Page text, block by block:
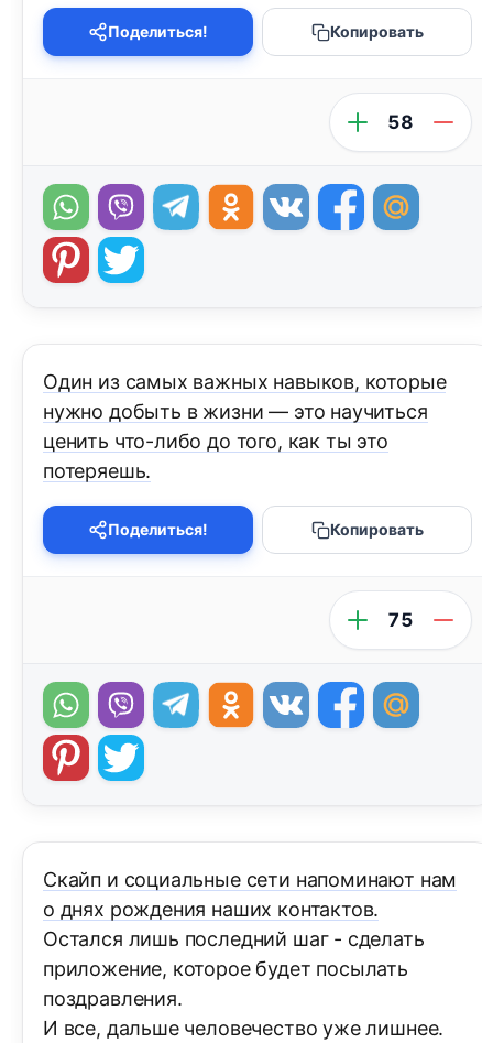
Поделиться! Копировать
58
Один из самых важных навыков, которые
нужно добыть в жизни — это научиться
ценить что-либо до того, как ты это
потеряешь.
Поделиться! Копировать
75
Скайп и социальные сети напоминают нам
о днях рождения наших контактов.
Остался лишь последний шаг - сделать
приложение, которое будет посылать
поздравления.
И все, дальше человечество уже лишнее.